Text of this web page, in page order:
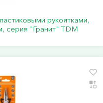
рукоятками,
серия "Гранит" TDM